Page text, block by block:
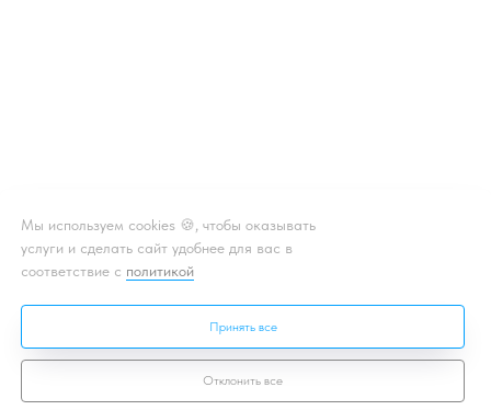
Мы используем cookies 🍪, чтобы оказывать
услуги и сделать сайт удобнее для вас в
соответствие с политикой
Принять все
Отклонить все